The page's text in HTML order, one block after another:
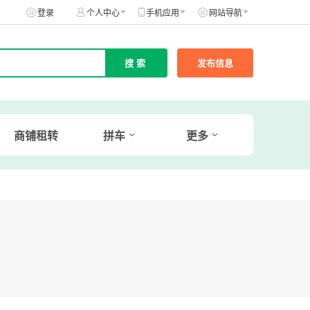
登录 个人中心 手机应用 网站导航
发布信息
商铺租转 拼车 更多